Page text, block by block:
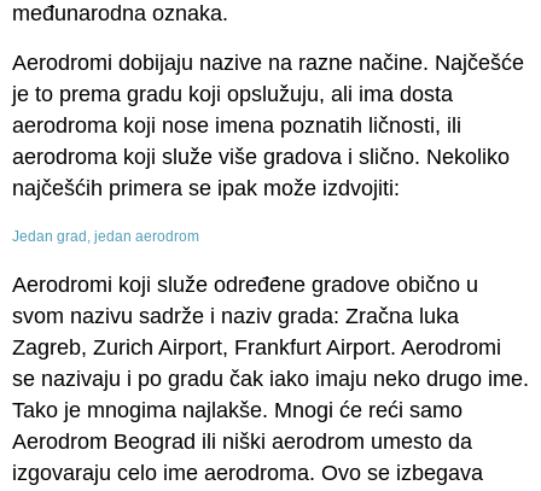
međunarodna oznaka.
Aerodromi dobijaju nazive na razne načine. Najčešće
je to prema gradu koji opslužuju, ali ima dosta
aerodroma koji nose imena poznatih ličnosti, ili
aerodroma koji služe više gradova i slično. Nekoliko
najčešćih primera se ipak može izdvojiti:
Jedan grad, jedan aerodrom
Aerodromi koji služe određene gradove obično u
svom nazivu sadrže i naziv grada: Zračna luka
Zagreb, Zurich Airport, Frankfurt Airport. Aerodromi
se nazivaju i po gradu čak iako imaju neko drugo ime.
Tako je mnogima najlakše. Mnogi će reći samo
Aerodrom Beograd ili niški aerodrom umesto da
izgovaraju celo ime aerodroma. Ovo se izbegava